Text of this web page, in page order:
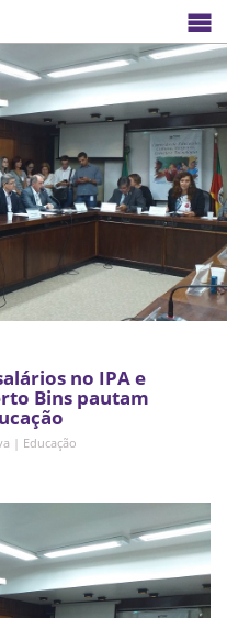
no IPA e
Bins pautam
| Educação